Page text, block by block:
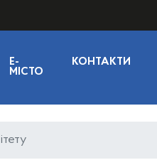
E-
МІСТО
КОНТАКТИ